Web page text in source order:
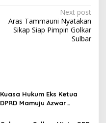
Next post
Aras Tammauni Nyatakan
Sikap Siap Pimpin Golkar
Sulbar
Kuasa Hukum Eks Ketua
DPRD Mamuju Azwar
Penangguhan Penahanan